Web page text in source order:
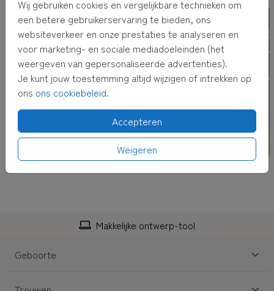
Wij gebruiken cookies en vergelijkbare technieken om
een betere gebruikerservaring te bieden, ons
websiteverkeer en onze prestaties te analyseren en
voor marketing- en sociale mediadoeleinden (het
weergeven van gepersonaliseerde advertenties).
Je kunt jouw toestemming altijd wijzigen of intrekken op
ons ons cookiebeleid.
Accepteren
Weigeren
inclusief envelop met adresvenster en postzegel! Het
adres kun je bij het afrekenen invullen.
TIP:Adressen altijd bij de hand hebben? Verzamel dan
adressen in jeeigen adresboek
Makkelijke ontwerp-tool
Geboorte